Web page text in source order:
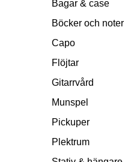
Bagar & case
Böcker och noter
Capo
Flöjtar
Gitarrvård
Munspel
Pickuper
Plektrum